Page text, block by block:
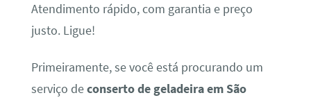
Atendimento rápido, com garantia e preço
justo. Ligue!
Primeiramente, se você está procurando um
serviço deconserto de geladeira em São